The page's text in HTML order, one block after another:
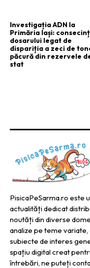
Investigația ADN la
Primăria Iași:
dosarului legat de
dispariția a zeci de
păcură din rezervele
stat
PisicaPeSarma.ro este
actualități dedicat
noutăți din diverse
analize pe teme
subiecte de interes
spațiu digital creat
întrebări, ne puteți